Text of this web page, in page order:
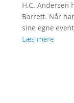
H.C.
Barrett. Når
sine egne
Læs mere